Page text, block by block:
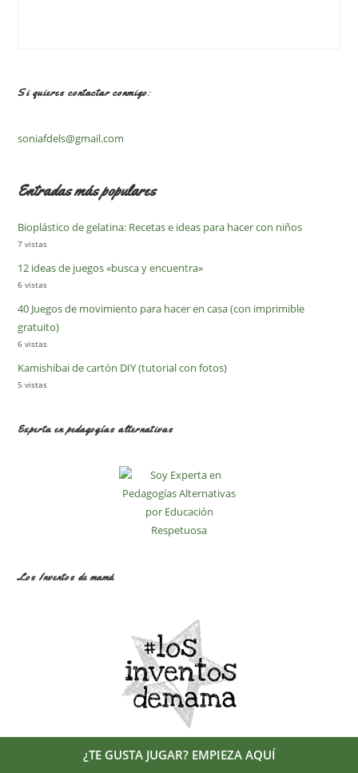
Si quieres contactar conmigo:
soniafdels@gmail.com
Entradas más populares
Bioplástico de gelatina: Recetas e ideas para hacer con niños
7 vistas
12 ideas de juegos «busca y encuentra»
6 vistas
40 Juegos de movimiento para hacer en casa (con imprimible
gratuito)
6 vistas
Kamishibai de cartón DIY (tutorial con fotos)
5 vistas
Experta en pedagogías alternativas
Los Inventos de mamá
¿TE GUSTA JUGAR? EMPIEZA AQUÍ